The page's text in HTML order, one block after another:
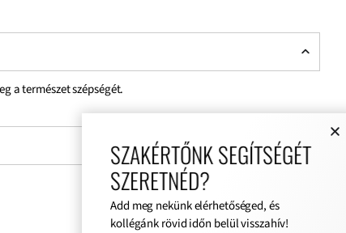
a természet szépségét.
SZAKÉRTŐNK SEGÍTSÉGÉT
SZERETNÉD?
Add meg nekünk elérhetőséged, és
kollégánk rövid időn belül visszahív!